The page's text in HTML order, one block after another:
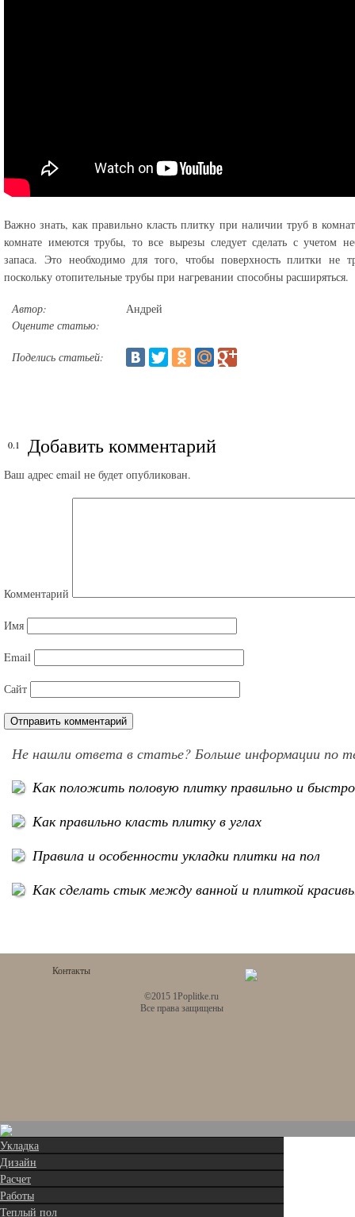
Важно знать, как правильно класть плитку при наличии труб в
комнате имеются трубы, то все вырезы следует сделать с учетом
запаса. Это необходимо для того, чтобы поверхность плитки не
поскольку отопительные трубы при нагревании способны расширяться.
Автор:
Андрей
Оцените статью:
Поделись статьей:
Добавить комментарий
Ваш адрес email не будет опубликован.
Комментарий
Имя
Email
Сайт
Не нашли ответа в статье? Больше информации по
Как положить половую плитку правильно и
Как правильно класть плитку в углах
Правила и особенности укладки плитки на пол
Как сделать стык между ванной и плиткой
Контакты
©2015 1Poplitke.ru
Все права защищены
Укладка
Дизайн
Расчет
Работы
Теплый пол